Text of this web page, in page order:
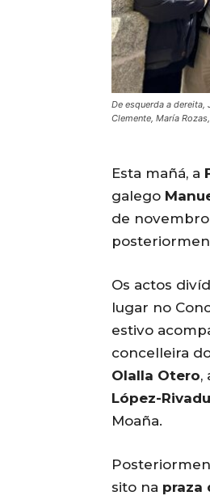
De esquerda a dereita,
Clemente, María
Esta mañá, a
galego
de novembro
Os actos
lugar no
estivo
concelleira
Olalla Otero,
López-
Moaña.
sito na praza